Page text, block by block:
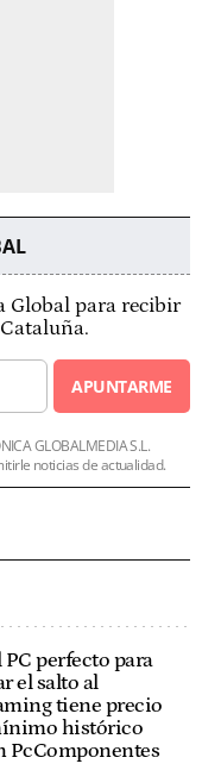
Global para recibir
APUNTARME
GLOBALMEDIA S.L.
noticias de actualidad.
PC perfecto para
el salto al
tiene precio
histórico
PcComponentes